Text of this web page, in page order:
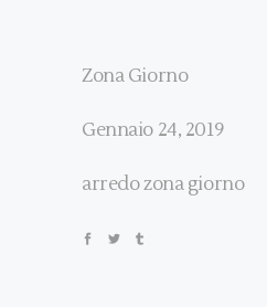
Zona Giorno
Gennaio 24, 2019
arredozona giorno